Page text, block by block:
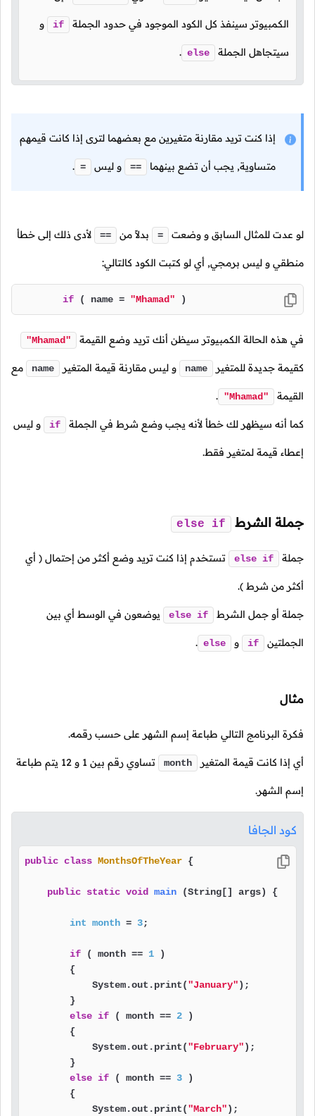
الكمبيوتر سينفذ كل الكود الموجود في حدود الجملة if و
سيتجاهل الجملة else
.
إذا كنت تريد مقارنة متغيرين مع بعضهما لترى إذا كانت قيمهم
متساوية, يجب أن تضع بينهما == و ليس =
.
لو عدت للمثال السابق و وضعت = بدلاً من == لأدى ذلك إلى خطأ
منطقي و ليس برمجي, أي لو كتبت الكود كالتالي:
if ( name = "Mhamad" )
في هذه الحالة الكمبيوتر سيظن أنك تريد وضع القيمة "Mhamad"
كقيمة جديدة للمتغير name و ليس مقارنة قيمة المتغير name مع
القيمة "Mhamad"
.
كما أنه سيظهر لك خطأ لأنه يجب وضع شرط في الجملة if و ليس
إعطاء قيمة لمتغير فقط.
جملة الشرط else if
جملة else if تستخدم إذا كنت تريد وضع أكثر من إحتمال ( أي
أكثر من شرط ).
جملة أو جمل الشرط else if يوضعون في الوسط أي بين
الجملتين if و else
.
مثال
فكرة البرنامج التالي طباعة إسم الشهر على حسب رقمه.
أي إذا كانت قيمة المتغير month تساوي رقم بين 1 و 12 يتم طباعة
إسم الشهر.
كود الجافا
public class MonthsOfTheYear {
public static void main (String[] args) {
int month = 3;
if ( month == 1 )
        {
            System.out.print(
"January");
        }
else if ( month == 2 )
        {
            System.out.print(
"February");
        }
else if ( month == 3 )
        {
            System.out.print(
"March");